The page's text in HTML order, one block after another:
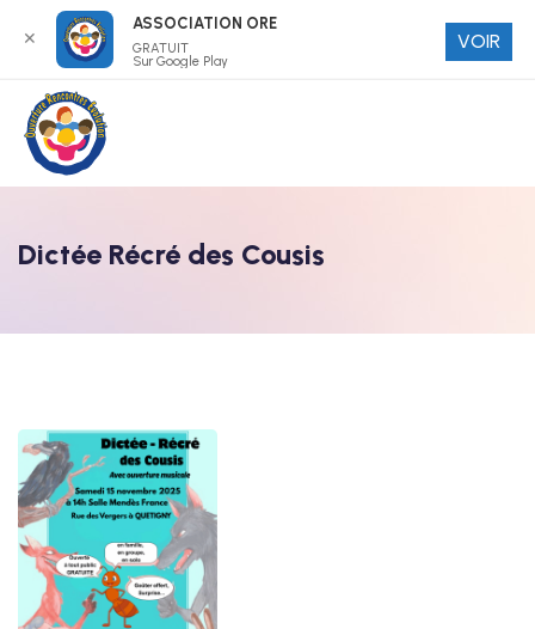
Dictée Récré des Cousis
✕
ASSOCIATION ORE
GRATUIT
Sur Google Play
VOIR